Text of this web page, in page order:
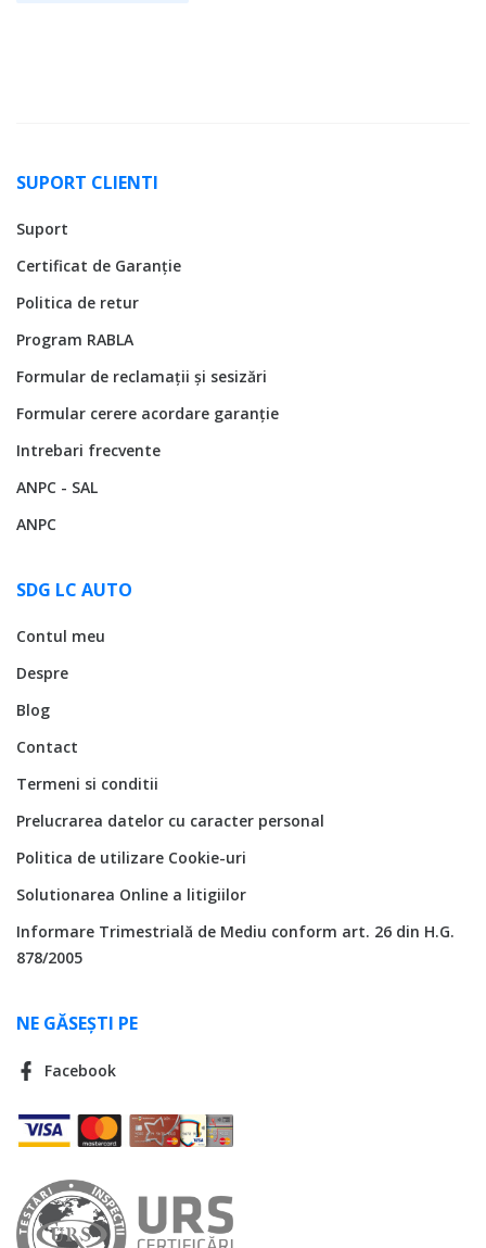
SUPORT CLIENTI
Suport
Certificat de Garanție
Politica de retur
Program RABLA
Formular de reclamații și sesizări
Formular cerere acordare garanție
Intrebari frecvente
ANPC - SAL
ANPC
SDG LC AUTO
Contul meu
Despre
Blog
Contact
Termeni si conditii
Prelucrarea datelor cu caracter personal
Politica de utilizare Cookie-uri
Solutionarea Online a litigiilor
Informare Trimestrială de Mediu conform art. 26 din H.G.
878/2005
NE GĂSEȘTI PE
Facebook